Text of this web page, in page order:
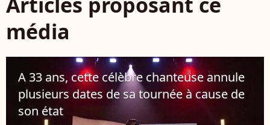
média
A 33 ans, cette célèbre chanteuse annule
plusieurs dates de sa tournée à cause de
son état